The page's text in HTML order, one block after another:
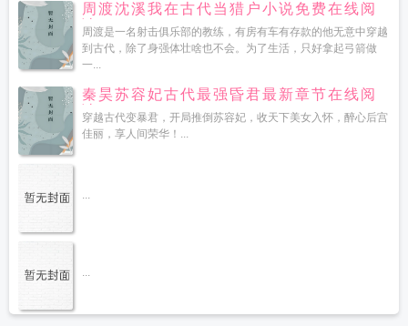
周渡沈溪我在古代当猎户小说免费在线阅
读
周渡是一名射击俱乐部的教练，有房有车有存款的他无意中穿越
到古代，除了身强体壮啥也不会。为了生活，只好拿起弓箭做
一...
秦昊苏容妃古代最强昏君最新章节在线阅
读
穿越古代变暴君，开局推倒苏容妃，收天下美女入怀，醉心后宫
佳丽，享人间荣华！...
...
...